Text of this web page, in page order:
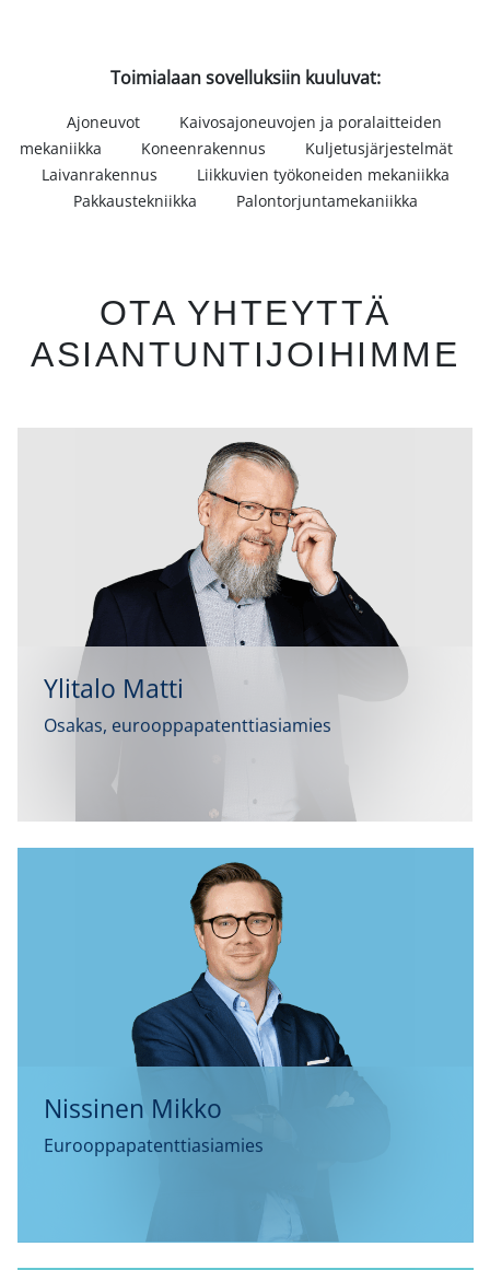
Toimialaan sovelluksiin kuuluvat:
Ajoneuvot
Kaivosajoneuvojen ja poralaitteiden
mekaniikka
Koneenrakennus
Kuljetusjärjestelmät
Laivanrakennus
Liikkuvien työkoneiden mekaniikka
Pakkaustekniikka
Palontorjuntamekaniikka
OTA YHTEYTTÄ
ASIANTUNTIJOIHIMME
Ylitalo Matti
Osakas, eurooppapatenttiasiamies
Nissinen Mikko
Eurooppapatenttiasiamies